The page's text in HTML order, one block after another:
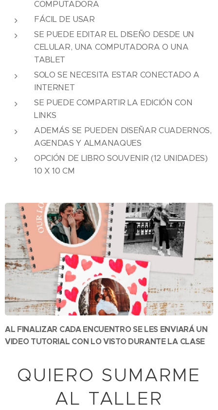
COMPUTADORA
FÁCIL DE USAR
SE PUEDE EDITAR EL DISEÑO DESDE UN
CELULAR, UNA COMPUTADORA O UNA
TABLET
SOLO SE NECESITA ESTAR CONECTADO A
INTERNET
SE PUEDE COMPARTIR LA EDICIÓN CON
LINKS
ADEMÁS SE PUEDEN DISEÑAR CUADERNOS,
AGENDAS Y ALMANAQUES
OPCIÓN DE LIBRO SOUVENIR (12 UNIDADES)
10 X 10 CM
AL FINALIZAR CADA ENCUENTRO SE LES ENVIARÁ UN
VIDEO TUTORIAL CON LO VISTO DURANTE LA CLASE
QUIERO SUMARME
AL TALLER